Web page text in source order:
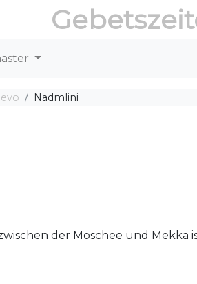
Nadmlini
der Moschee und Mekka